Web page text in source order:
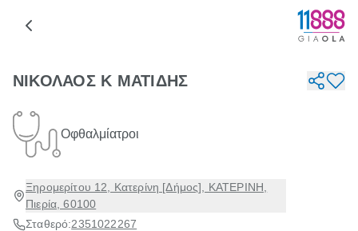
ΝΙΚΟΛΑΟΣ Κ ΜΑΤΙΔΗΣ
Οφθαλμίατροι
Ξηρομερίτου 12, Κατερίνη [Δήμος], ΚΑΤΕΡΙΝΗ,
Πιερία, 60100
Σταθερό:2351022267